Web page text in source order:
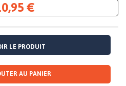
€
LE PRODUIT
AU PANIER